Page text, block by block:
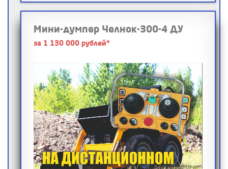
Мини-думпер Челнок-300-4 ДУ
за 1 130 000 рублей*